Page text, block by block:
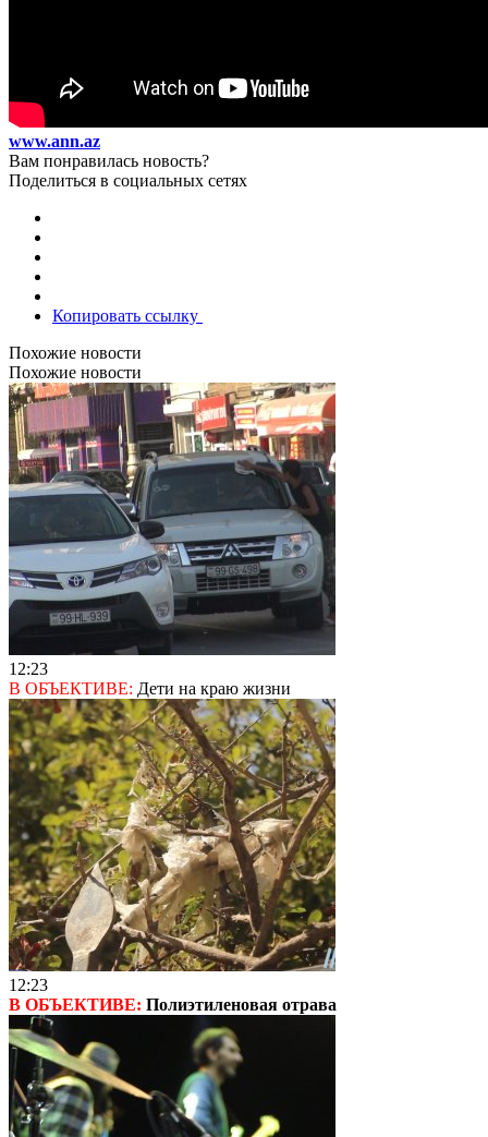
www.ann.az
Вам понравилась новость?
Поделиться в социальных сетях
Копировать ссылку
Похожие новости
Похожие новости
12:23
В ОБЪЕКТИВЕ: Дети на краю жизни
12:23
В ОБЪЕКТИВЕ: Полиэтиленовая отрава